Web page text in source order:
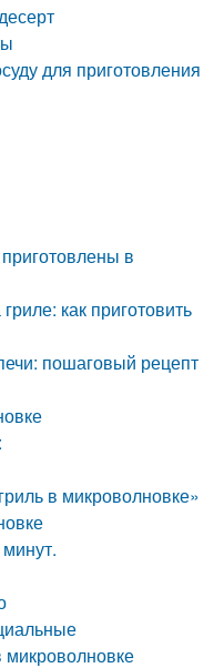
для приготовления
в
как приготовить
пошаговый рецепт
в микроволновке»
микроволновке